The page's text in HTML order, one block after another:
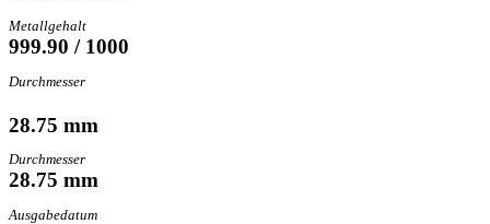
Metallgehalt
999.90 / 1000
Durchmesser
28.75 mm
Durchmesser
28.75 mm
Ausgabedatum